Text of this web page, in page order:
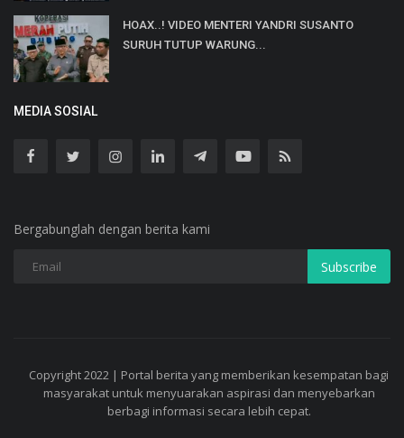
HOAX..! VIDEO MENTERI YANDRI SUSANTO
SURUH TUTUP WARUNG...
MEDIA SOSIAL
Bergabunglah dengan berita kami
Subscribe
Copyright 2022 | Portal berita yang memberikan kesempatan bagi
masyarakat untuk menyuarakan aspirasi dan menyebarkan
berbagi informasi secara lebih cepat.